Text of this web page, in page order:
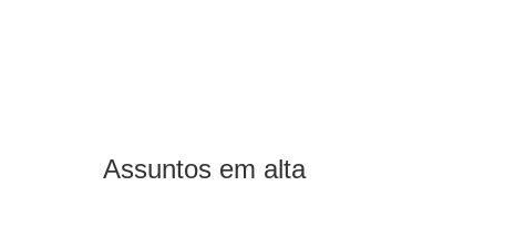
Assuntos em alta